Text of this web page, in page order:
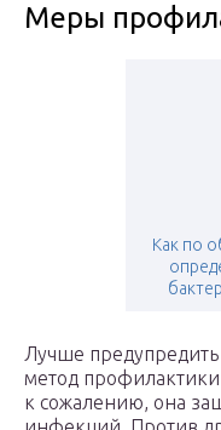
Меры
Как по
Лучше
метод
к сожалению, она